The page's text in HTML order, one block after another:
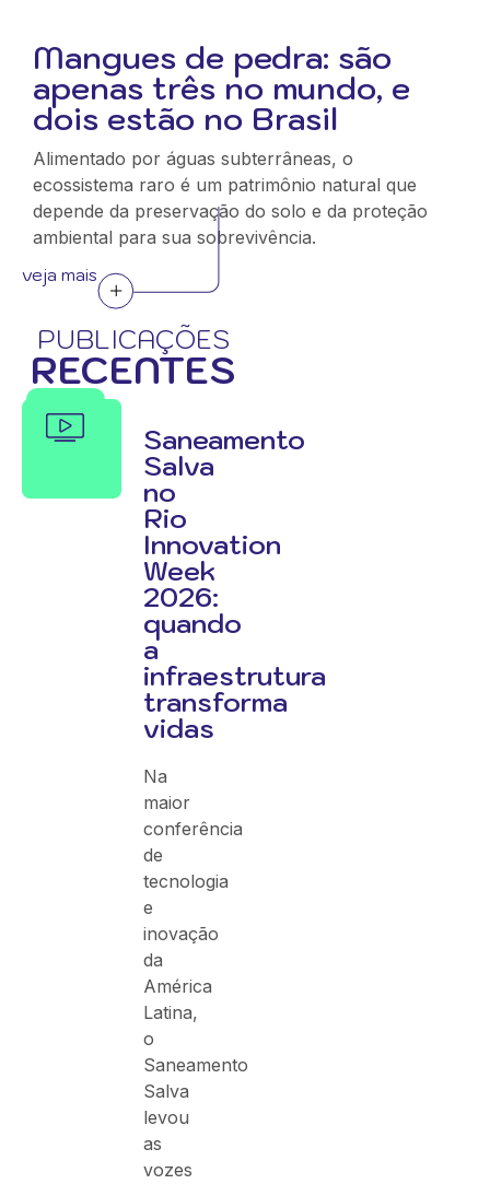
Mangues de pedra: são
apenas três no mundo, e
dois estão no Brasil
Alimentado por águas subterrâneas, o
ecossistema raro é um patrimônio natural que
depende da preservação do solo e da proteção
ambiental para sua sobrevivência.
veja mais
PUBLICAÇÕES
RECENTES
Saneamento
Salva
no
Rio
Innovation
Week
2026:
quando
a
infraestrutura
transforma
vidas
Na
maior
conferência
de
tecnologia
e
inovação
da
América
Latina,
o
Saneamento
Salva
levou
as
vozes